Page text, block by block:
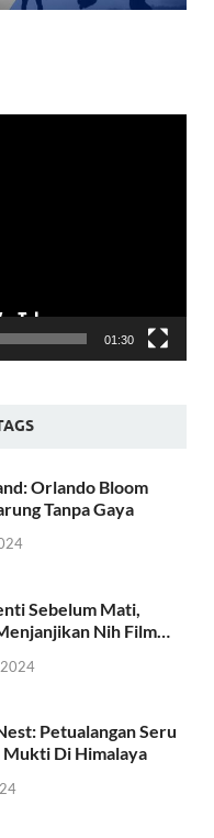
01:30
Orlando Bloom
Tanpa Gaya
Sebelum Mati,
Nih Film…
Petualangan Seru
Mukti Di Himalaya